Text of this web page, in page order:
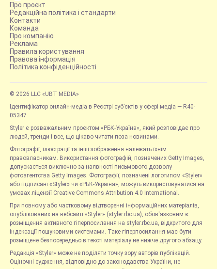
Про проєкт
Редакційна політика і стандарти
Контакти
Команда
Про компанію
Реклама
Правила користування
Правова інформація
Політика конфіденційності
© 2026 LLC «UBT MEDIA»
Ідентифікатор онлайн-медіа в Реєстрі суб’єктів у сфері медіа — R40-
05347
Styler є розважальним проєктом «РБК-Україна», який розповідає про
людей, тренди і все, що цікаво читати поза новинами.
Фотографії, ілюстрації та інші зображення належать їхнім
правовласникам. Використання фотографій, позначених Getty Images,
допускається виключно за наявності письмового дозволу
фотоагентства Getty Images. Фотографії, позначені логотипом «Styler»
або підписані «Styler» чи «РБК-Україна», можуть використовуватися на
умовах ліцензії Creative Commons Attribution 4.0 International.
При повному або частковому відтворенні інформаційних матеріалів,
опублікованих на вебсайті «Styler» (styler.rbc.ua), обов'язковим є
розміщення активного гіперпосилання на styler.rbc.ua, відкритого для
індексації пошуковими системами. Таке гіперпосилання має бути
розміщене безпосередньо в тексті матеріалу не нижче другого абзацу.
Редакція «Styler» може не поділяти точку зору авторів публікацій.
Оціночні судження, відповідно до законодавства України, не